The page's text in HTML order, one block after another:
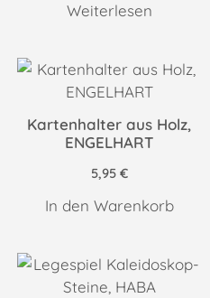
Weiterlesen
Kartenhalter aus Holz,
ENGELHART
5,95 €
In den Warenkorb